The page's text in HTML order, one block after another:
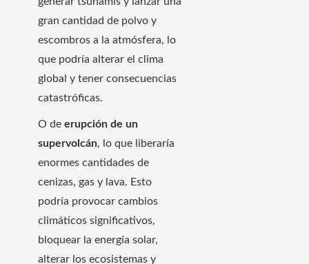
gran cantidad de polvo y
escombros a la atmósfera, lo
que podría alterar el clima
global y tener consecuencias
catastróficas.
O de erupción de un
supervolcán, lo que liberaría
enormes cantidades de
cenizas, gas y lava. Esto
podría provocar cambios
climáticos significativos,
bloquear la energía solar,
alterar los ecosistemas y